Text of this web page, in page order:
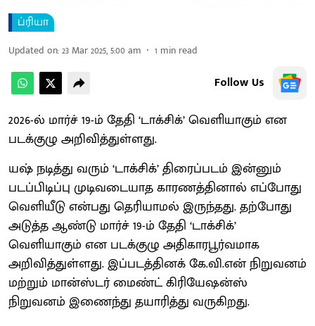
ப்ரியா
Updated on:23 Mar 2025, 5:00 am 1 min read
Follow Us
2026-ல் மார்ச் 19-ம் தேதி ‘டாக்சிக்’ வெளியாகும் என
படக்குழு அறிவித்துள்ளது.
யஷ் நடித்து வரும் ‘டாக்சிக்’ திரைப்படம் இன்னும்
படப்பிடிப்பு முடிவடையாத காரணத்தினால் எப்போது
வெளியீடு என்பது தெரியாமல் இருந்தது. தற்போது
அடுத்த ஆண்டு மார்ச் 19-ம் தேதி ‘டாக்சிக்’
வெளியாகும் என படக்குழு அதிகாரபூர்வமாக
அறிவித்துள்ளது. இப்படத்தினக் கே.வி.என் நிறுவனம்
மற்றும் மான்ஸ்டர் மைண்ட் கிரியேஷன்ஸ்
நிறுவனம் இணைந்து தயாரித்து வருகிறது.